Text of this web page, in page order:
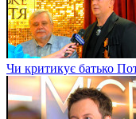
Чи критикує батько